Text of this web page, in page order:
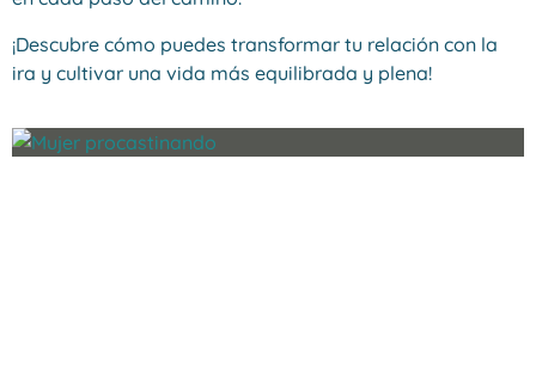
¡Descubre cómo puedes transformar tu relación con la
ira y cultivar una vida más equilibrada y plena!